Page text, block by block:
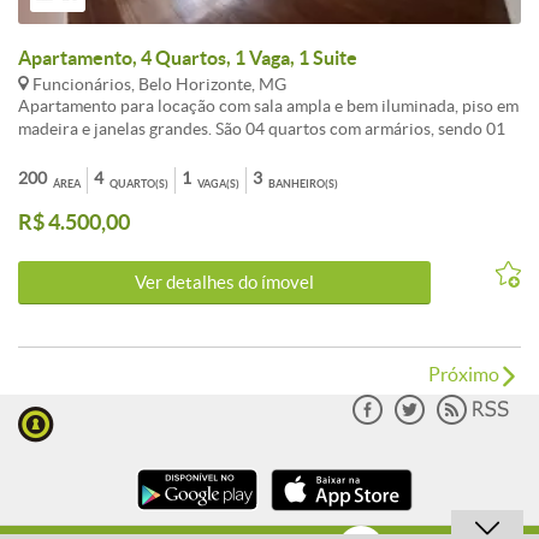
Apartamento, 4 Quartos, 1 Vaga, 1 Suite
Funcionários, Belo Horizonte, MG
Apartamento para locação com sala ampla e bem iluminada, piso em
madeira e janelas grandes. São 04 quartos com armários, sendo 01
e dependência completa. 01 vaga de garagem. Prédio com portaria
24h, 02 elevadores e apenas 02 apartamentos por andar. Possui
salão de festas. Localização privilegiada, próximo à UNA, Ibmec,
ÁREA
200 QUARTO(S)
4 VAGA(S)
1 BANHEIRO(S)
3
R$ 4.500,00
Ver detalhes do ímovel
Próximo